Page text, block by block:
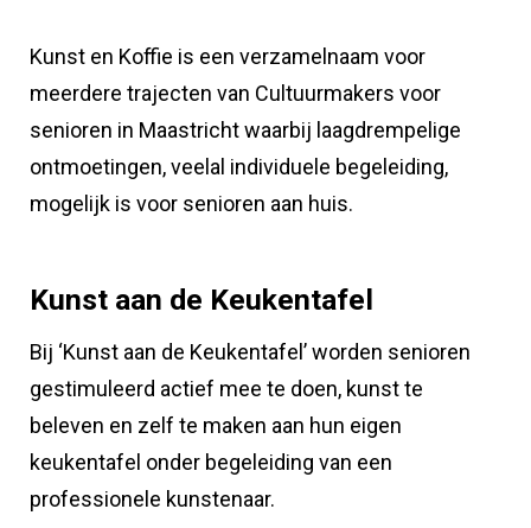
Kunst en Koffie is een verzamelnaam voor
meerdere trajecten van Cultuurmakers voor
senioren in Maastricht waarbij laagdrempelige
ontmoetingen, veelal individuele begeleiding,
mogelijk is voor senioren aan huis.
Kunst aan de Keukentafel
Bij ‘Kunst aan de Keukentafel’ worden senioren
gestimuleerd actief mee te doen, kunst te
beleven en zelf te maken aan hun eigen
keukentafel onder begeleiding van een
professionele kunstenaar.